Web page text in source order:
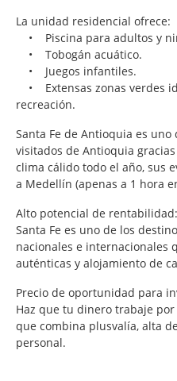
La unidad residencial ofrece:
• Piscina para adultos y
• Tobogán acuático.
• Juegos infantiles.
• Extensas zonas verdes
recreación.
Santa Fe de Antioquia es
visitados de Antioquia
clima cálido todo el año, sus
a Medellín (apenas a 1 hora
Alto potencial de rentabilidad:
Santa Fe es uno de los
nacionales e internacionales
auténticas y alojamiento de
Precio de oportunidad para
Haz que tu dinero trabaje
que combina plusvalía, alta
personal.